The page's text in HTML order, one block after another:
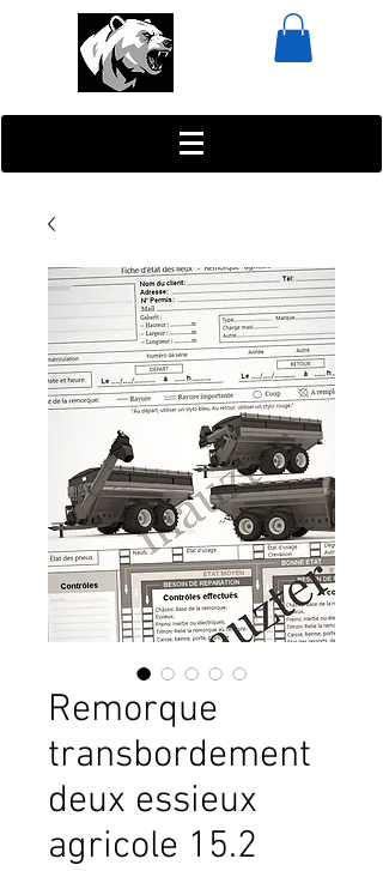
Remorque
transbordement
deux essieux
agricole 15.2